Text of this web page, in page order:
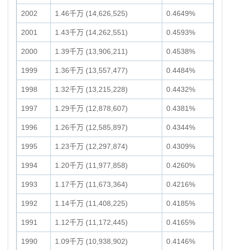
2002 1.46千万 (14,626,525) 0.4649%
2001 1.43千万 (14,262,551) 0.4593%
2000 1.39千万 (13,906,211) 0.4538%
1999 1.36千万 (13,557,477) 0.4484%
1998 1.32千万 (13,215,228) 0.4432%
1997 1.29千万 (12,878,607) 0.4381%
1996 1.26千万 (12,585,897) 0.4344%
1995 1.23千万 (12,297,874) 0.4309%
1994 1.20千万 (11,977,858) 0.4260%
1993 1.17千万 (11,673,364) 0.4216%
1992 1.14千万 (11,408,225) 0.4185%
1991 1.12千万 (11,172,445) 0.4165%
1990 1.09千万 (10,938,902) 0.4146%